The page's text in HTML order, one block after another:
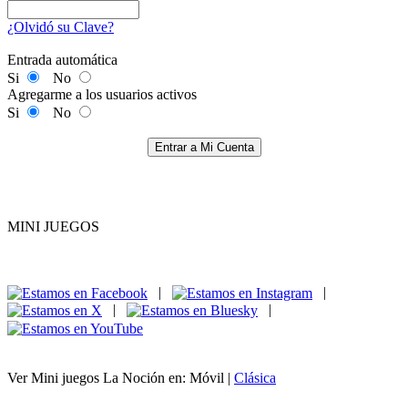
¿Olvidó su Clave?
Entrada automática
Si
No
Agregarme a los usuarios activos
Si
No
Entrar a Mi Cuenta
MINI JUEGOS
|
|
|
|
Ver Mini juegos La Noción en: Móvil | Clásica